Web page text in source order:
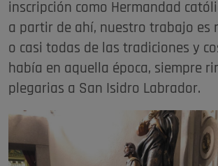
inscripción como Hermandad
a partir de ahí, nuestro trabajo es
o casi todas de las tradiciones y
había en aquella época, siempre
plegarias a San Isidro Labrador.